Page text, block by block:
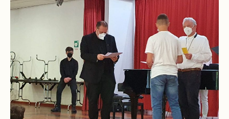
Hauptschulbildungsgang
Wahlpflichtunterricht
ab
Kl.
7
Was